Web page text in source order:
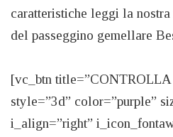
caratteristiche leggi la
del passeggino gemellare
[vc_btn title=”CONTROLLA
style=”3d” color=”purple”
i_align=”right”